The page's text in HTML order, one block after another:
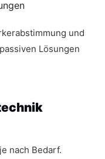
und
Lösungen
je nach Bedarf.